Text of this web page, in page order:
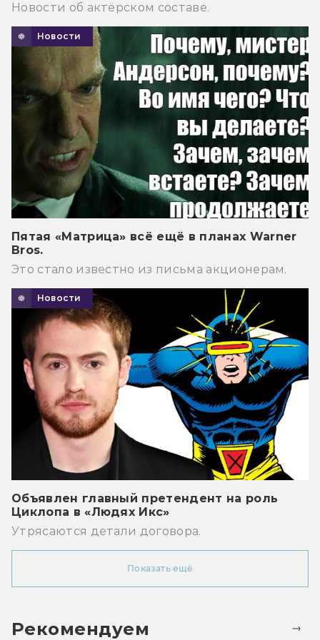
Новости об актёрском составе.
Новости
Пятая «Матрица» всё ещё в планах Warner
Bros.
Это стало известно из письма акционерам.
Новости
Объявлен главный претендент на роль
Циклопа в «Людях Икс»
Утрясаются детали договора.
Показать ещё
Рекомендуем